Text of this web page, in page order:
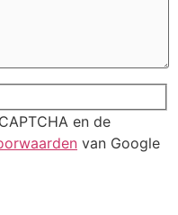
en de
van Google